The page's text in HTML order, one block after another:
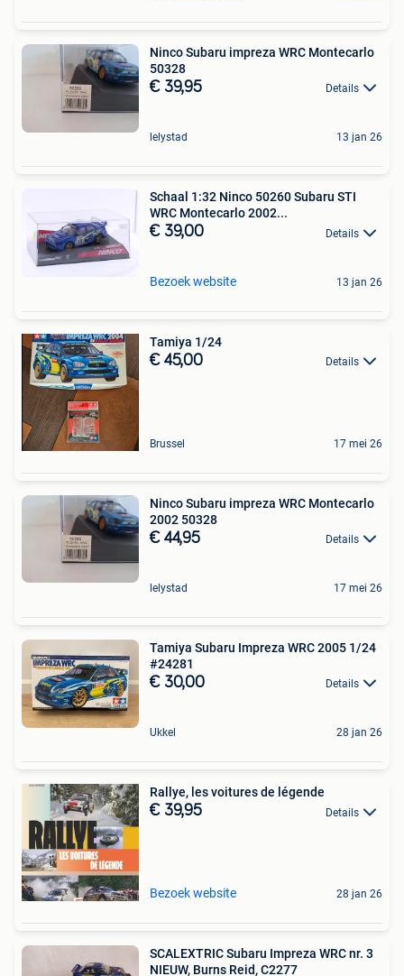
Ninco Subaru impreza WRC Montecarlo
50328
€ 39,95 Details
lelystad 13 jan 26
Schaal 1:32 Ninco 50260 Subaru STI
WRC Montecarlo 2002...
€ 39,00 Details
Bezoek website 13 jan 26
Tamiya 1/24
€ 45,00 Details
Brussel 17 mei 26
Ninco Subaru impreza WRC Montecarlo
2002 50328
€ 44,95 Details
lelystad 17 mei 26
Tamiya Subaru Impreza WRC 2005 1/24
#24281
€ 30,00 Details
Ukkel 28 jan 26
Rallye, les voitures de légende
€ 39,95 Details
Bezoek website 28 jan 26
SCALEXTRIC Subaru Impreza WRC nr. 3
NIEUW, Burns Reid, C2277